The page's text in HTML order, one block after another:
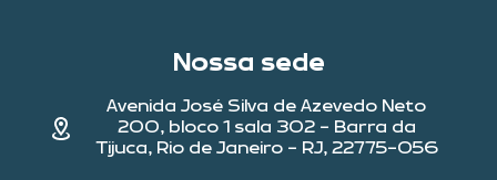
Nossa sede
Avenida José Silva de Azevedo Neto
200, bloco 1 sala 302 - Barra da
Tijuca, Rio de Janeiro - RJ, 22775-056